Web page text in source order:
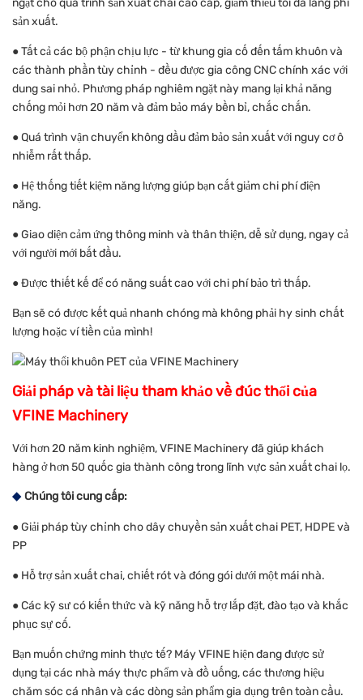
ngặt cho quá trình sản xuất chai cao cấp, giảm thiểu tối đa lãng phí
sản xuất.
● Tất cả các bộ phận chịu lực - từ khung gia cố đến tấm khuôn và
các thành phần tùy chỉnh - đều được gia công CNC chính xác với
dung sai nhỏ. Phương pháp nghiêm ngặt này mang lại khả năng
chống mỏi hơn 20 năm và đảm bảo máy bền bỉ, chắc chắn.
● Quá trình vận chuyển không dầu đảm bảo sản xuất với nguy cơ ô
nhiễm rất thấp.
● Hệ thống tiết kiệm năng lượng giúp bạn cắt giảm chi phí điện
năng.
● Giao diện cảm ứng thông minh và thân thiện, dễ sử dụng, ngay cả
với người mới bắt đầu.
● Được thiết kế để có năng suất cao với chi phí bảo trì thấp.
Bạn sẽ có được kết quả nhanh chóng mà không phải hy sinh chất
lượng hoặc ví tiền của mình!
Giải pháp và tài liệu tham khảo về đúc thổi của
VFINE Machinery
Với hơn 20 năm kinh nghiệm, VFINE Machinery đã giúp khách
hàng ở hơn 50 quốc gia thành công trong lĩnh vực sản xuất chai lọ.
◆ Chúng tôi cung cấp:
● Giải pháp tùy chỉnh cho dây chuyền sản xuất chai PET, HDPE và
PP
● Hỗ trợ sản xuất chai, chiết rót và đóng gói dưới một mái nhà.
● Các kỹ sư có kiến ​​thức và kỹ năng hỗ trợ lắp đặt, đào tạo và khắc
phục sự cố.
Bạn muốn chứng minh thực tế? Máy VFINE hiện đang được sử
dụng tại các nhà máy thực phẩm và đồ uống, các thương hiệu
chăm sóc cá nhân và các dòng sản phẩm gia dụng trên toàn cầu.